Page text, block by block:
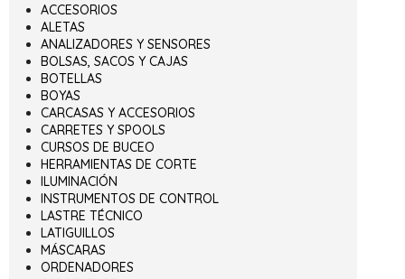
ACCESORIOS
ALETAS
ANALIZADORES Y SENSORES
BOLSAS, SACOS Y CAJAS
BOTELLAS
BOYAS
CARCASAS Y ACCESORIOS
CARRETES Y SPOOLS
CURSOS DE BUCEO
HERRAMIENTAS DE CORTE
ILUMINACIÓN
INSTRUMENTOS DE CONTROL
LASTRE TÉCNICO
LATIGUILLOS
MÁSCARAS
ORDENADORES